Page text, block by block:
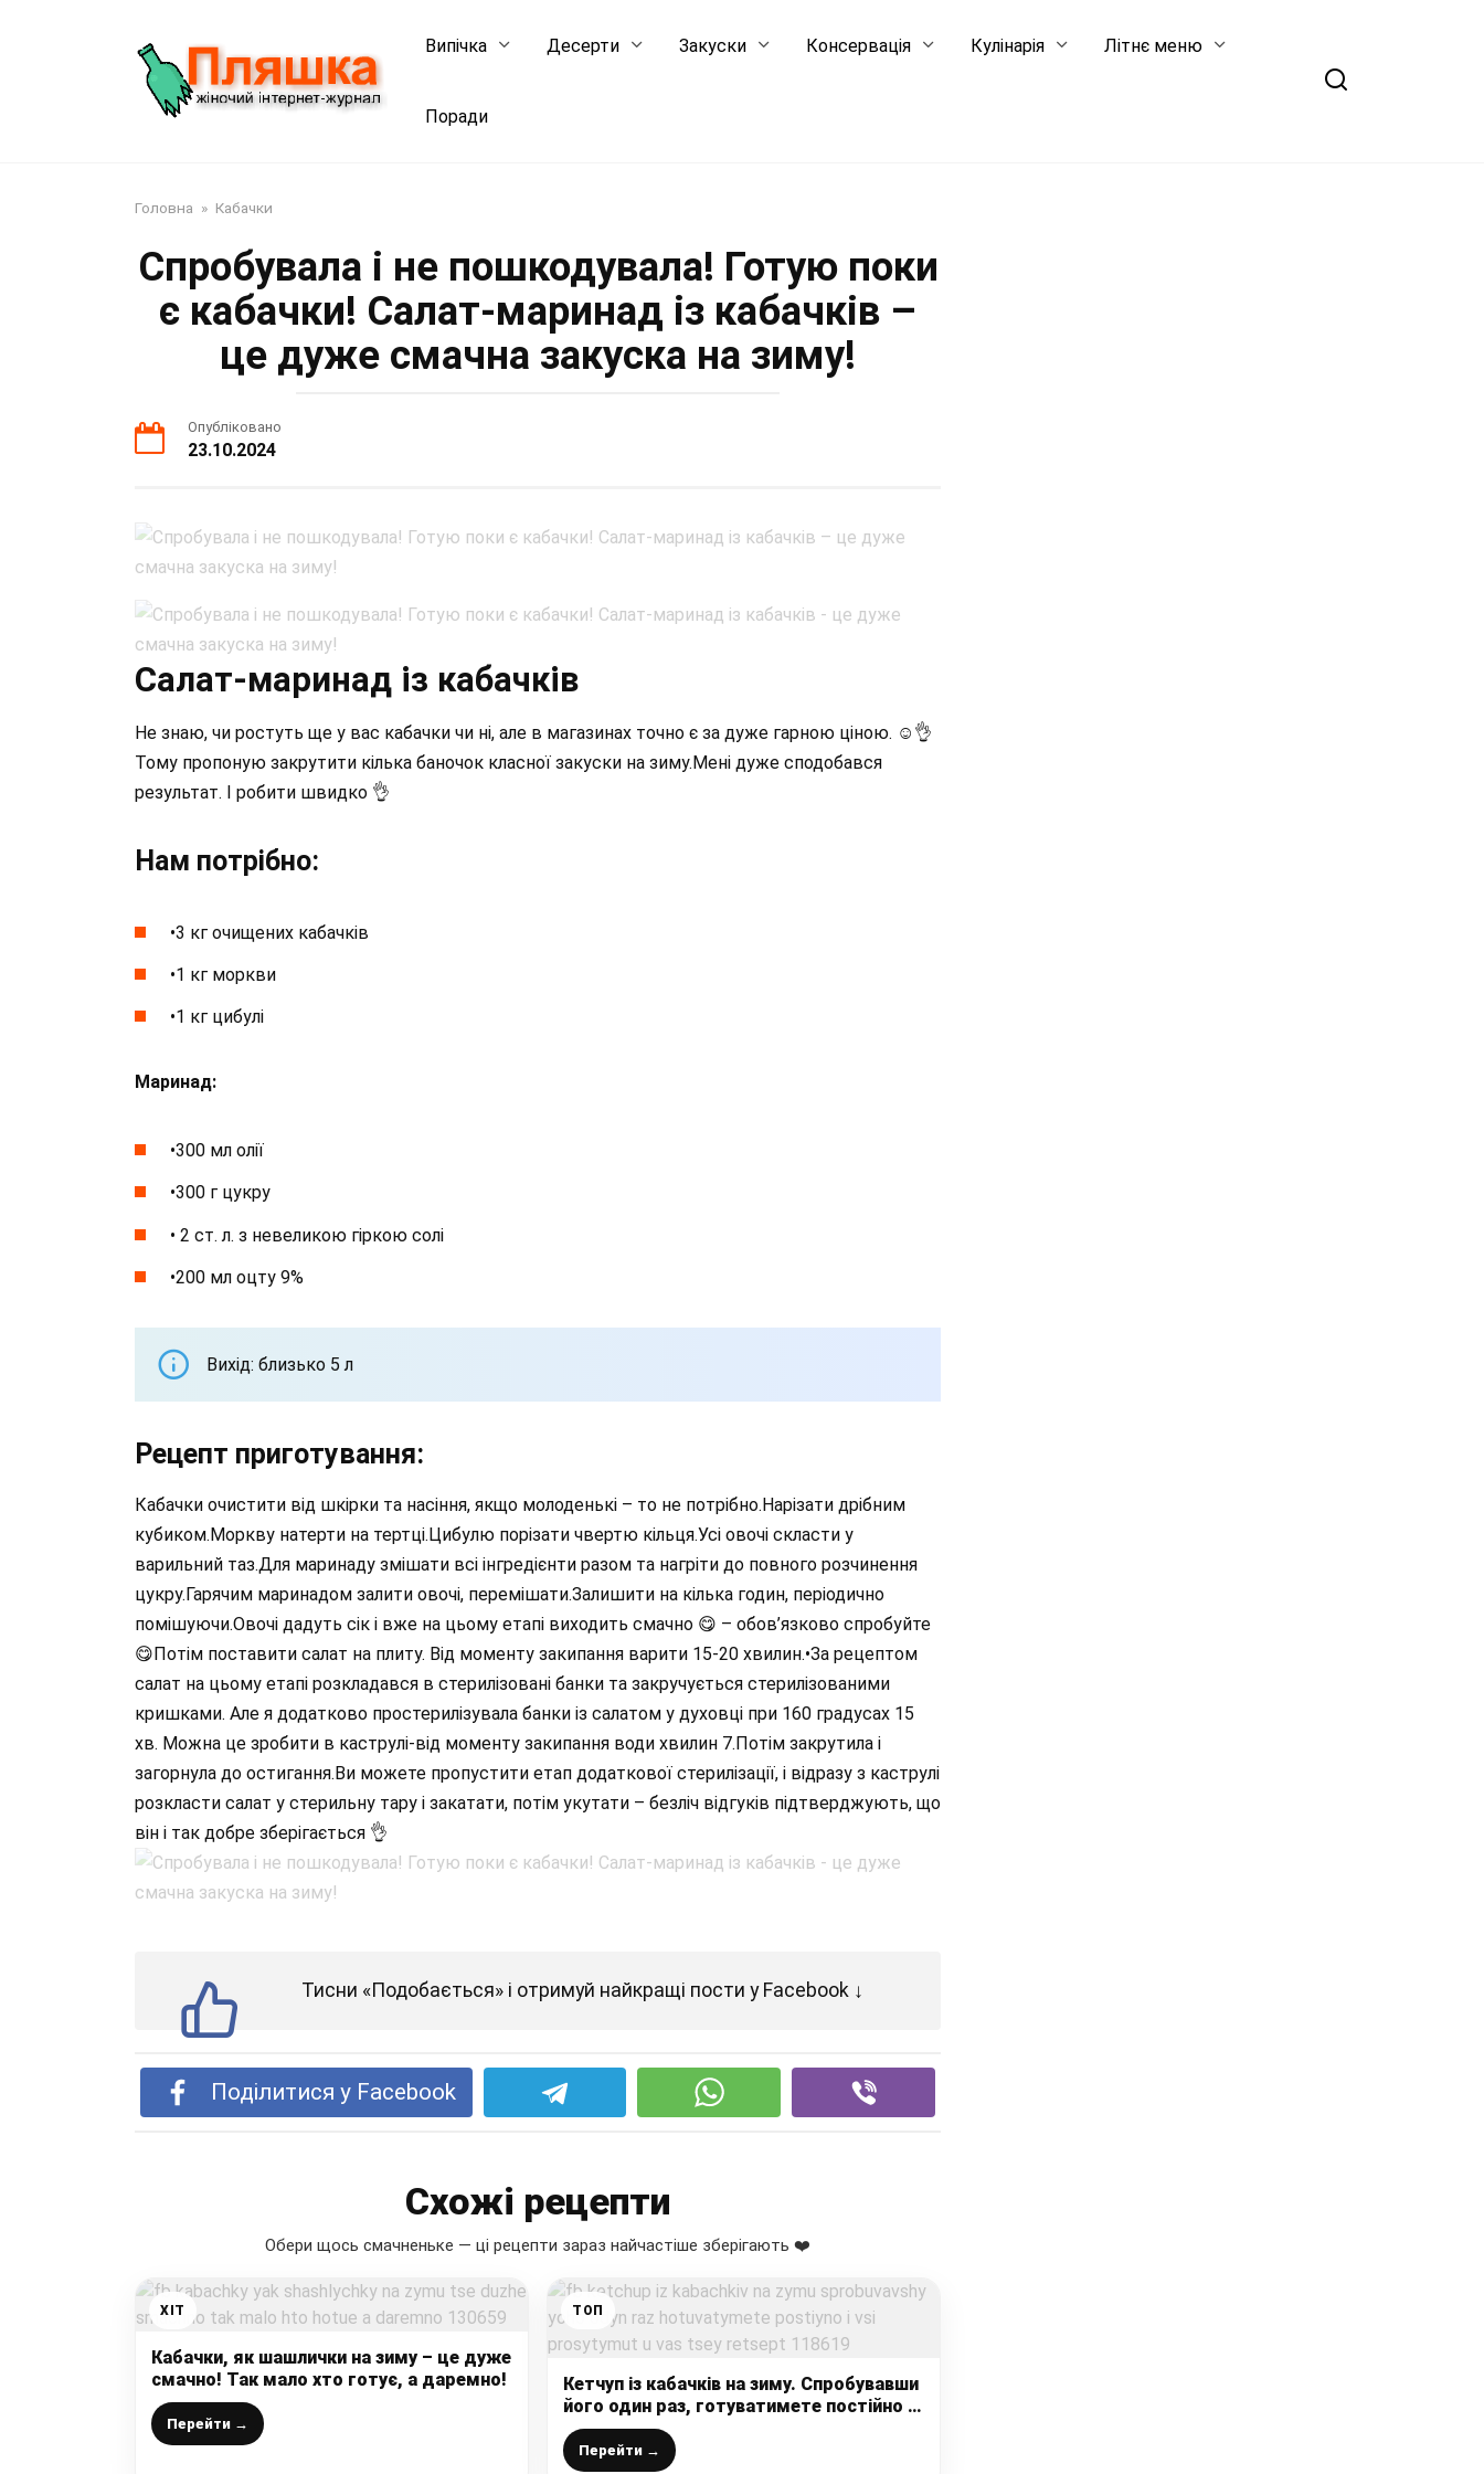
Випічка Десерти Закуски Консервація Кулінарія Літнє меню
Поради
Головна » Кабачки
Спробувала і не пошкодувала! Готую поки
є кабачки! Салат-маринад із кабачків –
це дуже смачна закуска на зиму!
Опубліковано
23.10.2024
Салат-маринад із кабачків
Не знаю, чи ростуть ще у вас кабачки чи ні, але в магазинах точно є за дуже гарною ціною. ☺️👌
Тому пропоную закрутити кілька баночок класної закуски на зиму.Мені дуже сподобався
результат. І робити швидко 👌
Нам потрібно:
•3 кг очищених кабачків
•1 кг моркви
•1 кг цибулі
Маринад:
•300 мл олії
•300 г цукру
• 2 ст. л. з невеликою гіркою солі
•200 мл оцту 9%
Вихід: близько 5 л
Рецепт приготування:
Кабачки очистити від шкірки та насіння, якщо молоденькі – то не потрібно.Нарізати дрібним
кубиком.Моркву натерти на тертці.Цибулю порізати чвертю кільця.Усі овочі скласти у
варильний таз.Для маринаду змішати всі інгредієнти разом та нагріти до повного розчинення
цукру.Гарячим маринадом залити овочі, перемішати.Залишити на кілька годин, періодично
помішуючи.Овочі дадуть сік і вже на цьому етапі виходить смачно 😋 – обов’язково спробуйте
😋Потім поставити салат на плиту. Від моменту закипання варити 15-20 хвилин.•За рецептом
салат на цьому етапі розкладався в стерилізовані банки та закручується стерилізованими
кришками. Але я додатково простерилізувала банки із салатом у духовці при 160 градусах 15
хв. Можна це зробити в каструлі-від моменту закипання води хвилин 7.Потім закрутила і
загорнула до остигання.Ви можете пропустити етап додаткової стерилізації, і відразу з каструлі
розкласти салат у стерильну тару і закатати, потім укутати – безліч відгуків підтверджують, що
він і так добре зберігається 👌
Тисни «Подобається» і отримуй найкращі пости у Facebook ↓
Поділитися у Facebook
Схожі рецепти
Обери щось смачненьке — ці рецепти зараз найчастіше зберігають ❤️
ХІТ
Кабачки, як шашлички на зиму – це дуже
смачно! Так мало хто готує, а даремно!
Перейти →
ТОП
Кетчуп із кабачків на зиму. Спробувавши
його один раз, готуватимете постійно і
всі проситимуть у вас цей рецепт!
Перейти →